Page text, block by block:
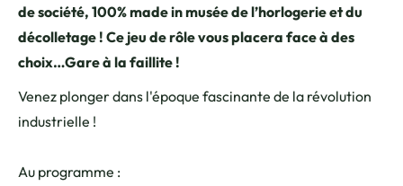
de société, 100% made in musée de l’horlogerie et du
décolletage ! Ce jeu de rôle vous placera face à des
choix…Gare à la faillite !
Venez plonger dans l'époque fascinante de la révolution
industrielle !
Au programme :